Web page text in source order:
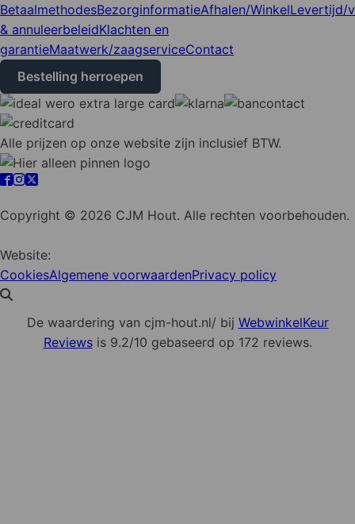
BetaalmethodesBezorginformatieAfhalen/WinkelLevertijd/
& annuleerbeleidKlachten en
garantieMaatwerk/zaagserviceContact
Bestelling herroepen
Alle prijzen op onze website zijn inclusief BTW.
Copyright © 2026 CJM Hout. Alle rechten voorbehouden.
Website:
CookiesAlgemene voorwaardenPrivacy policy
De waardering van cjm-hout.nl/ bij WebwinkelKeur
Reviewsis 9.2/10 gebaseerd op 172 reviews.